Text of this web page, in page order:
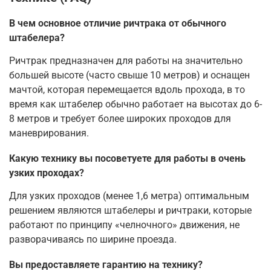
В чем основное отличие ричтрака от обычного
штабелера?
Ричтрак предназначен для работы на значительно
большей высоте (часто свыше 10 метров) и оснащен
мачтой, которая перемещается вдоль прохода, в то
время как штабелер обычно работает на высотах до 6-
8 метров и требует более широких проходов для
маневрирования.
Какую технику вы посоветуете для работы в очень
узких проходах?
Для узких проходов (менее 1,6 метра) оптимальным
решением являются штабелеры и ричтраки, которые
работают по принципу «челночного» движения, не
разворачиваясь по ширине проезда.
Вы предоставляете гарантию на технику?